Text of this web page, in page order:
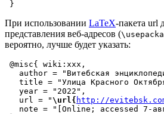
При использовании LaTeX-пакета url
представления веб-адресов (
вероятно, лучше будет указать:
@misc{ wiki:xxx,
author = "Витебская
title = "Улица Красного
   year = "2022",
   url = "
\url{ http://evitebsk.com/w/
note = "[Online; accessed 7-